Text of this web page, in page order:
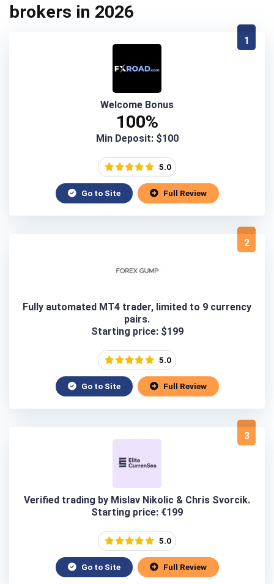
brokers in 2026
1
Welcome Bonus
100%
Min Deposit: $100
5.0
Go to Site Full Review
2
Fully automated MT4 trader, limited to 9 currency
pairs.
Starting price: $199
5.0
Go to Site Full Review
3
Verified trading by Mislav Nikolic & Chris Svorcik.
Starting price: €199
5.0
Go to Site Full Review